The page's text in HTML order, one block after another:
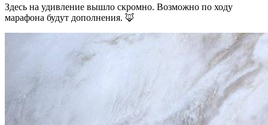
Здесь на удивление вышло скромно. Возможно по ходу
марафона будут дополнения. 🦊